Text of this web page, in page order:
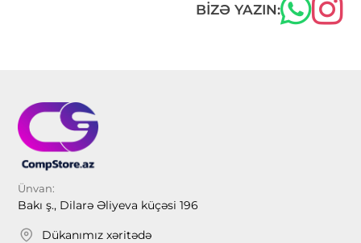
BIZƏ YAZIN:
Ünvan:
Bakı ş., Dilarə Əliyeva küçəsi 196
Dükanımız xəritədə